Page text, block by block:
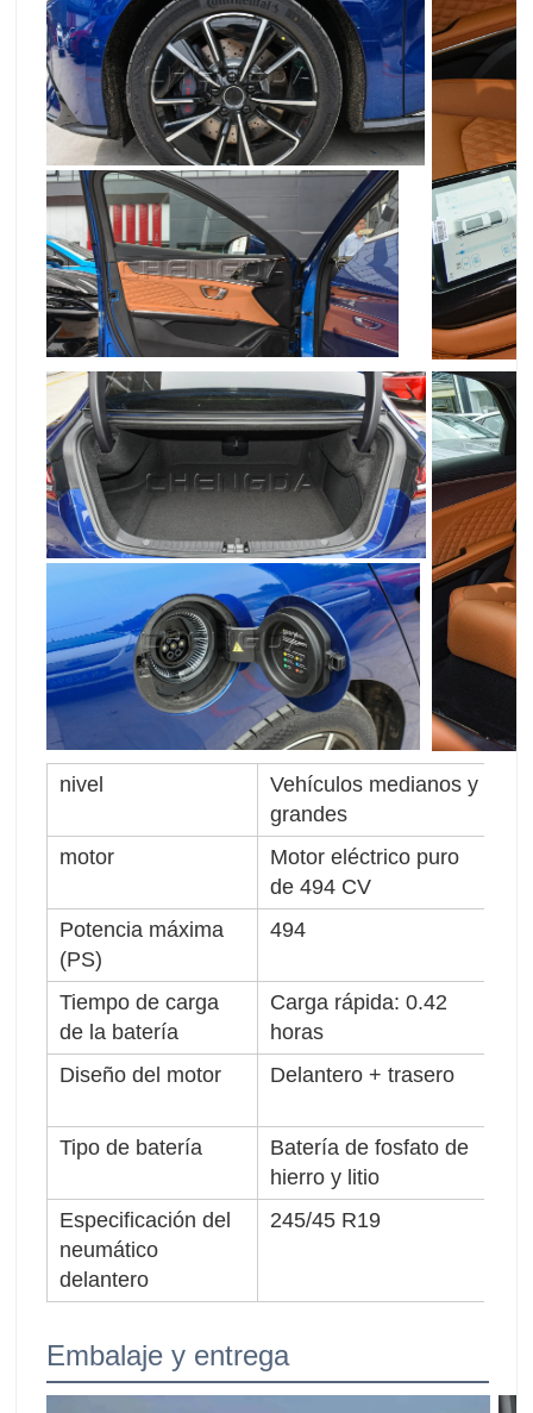
nivel
Vehículos medianos y
grandes
motor
Motor eléctrico puro
de 494 CV
Potencia máxima
(PS)
494
Tiempo de carga
de la batería
Carga rápida: 0.42
horas
Diseño del motor Delantero + trasero
Tipo de batería
Batería de fosfato de
hierro y litio
Especificación del
neumático
delantero
245/45 R19
Embalaje y entrega